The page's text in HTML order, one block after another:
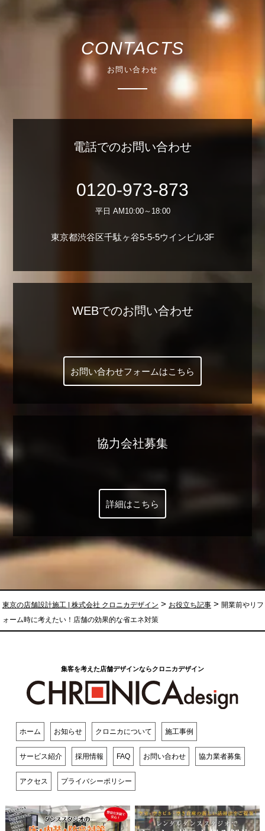
CONTACTS
お問い合わせ
電話でのお問い合わせ
0120-973-873
平日 AM10:00～18:00
東京都渋谷区千駄ヶ谷5-5-5ウインビル3F
WEBでのお問い合わせ
お問い合わせフォームはこちら
協力会社募集
詳細はこちら
東京の店舗設計施工 | 株式会社 クロニカデザイン > お役立ち記事 > 開業前やリフ
ォーム時に考えたい！店舗の効果的な省エネ対策
集客を考えた店舗デザインならクロニカデザイン
ホーム お知らせ クロニカについて 施工事例
サービス紹介 採用情報 FAQ お問い合わせ 協力業者募集
アクセス プライバシーポリシー